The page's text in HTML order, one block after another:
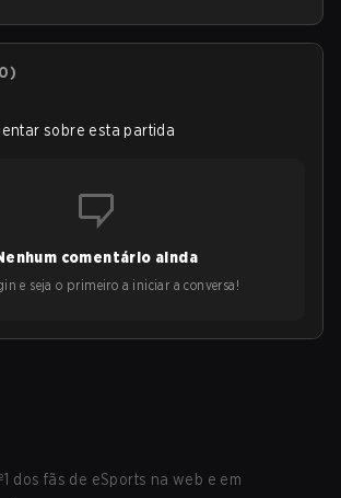
0)
sobre esta partida
comentário ainda
e seja o primeiro a iniciar a conversa!
dos fãs de eSports na web e em